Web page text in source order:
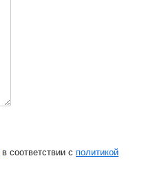
в соответствии с политикой